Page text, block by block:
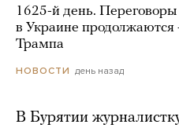
1625-й день.
в Украине
Трампа
НОВОСТИ день назад
В Бурятии